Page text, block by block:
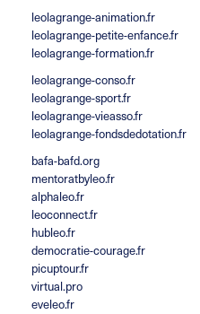
leolagrange-animation.fr
leolagrange-petite-enfance.fr
leolagrange-formation.fr
leolagrange-conso.fr
leolagrange-sport.fr
leolagrange-vieasso.fr
leolagrange-fondsdedotation.fr
bafa-bafd.org
mentoratbyleo.fr
alphaleo.fr
leoconnect.fr
hubleo.fr
democratie-courage.fr
picuptour.fr
virtual.pro
eveleo.fr